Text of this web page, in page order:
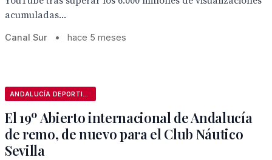
acumuladas...
Canal Sur • hace 5 meses
El 19º Abierto internacional de Andalucía
de remo, de nuevo para el Club Náutico
Sevilla